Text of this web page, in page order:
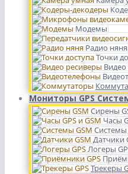
Модемы
Радио няня
Точки
Видео
Мониторы GPS
Сирены
Часы
Системы
Датчики
Логеры
Трекеры